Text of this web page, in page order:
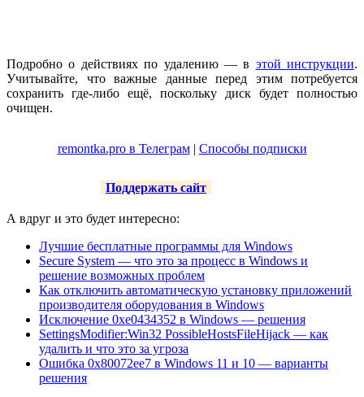
Подробно о действиях по удалению — в этой инструкции.
Учитывайте, что важные данные перед этим потребуется
сохранить где-либо ещё, поскольку диск будет полностью
очищен.
remontka.pro в Телеграм| Способы подписки
Поддержать сайт
А вдруг и это будет интересно:
Лучшие бесплатные программы для Windows
Secure System — что это за процесс в Windows и
решение возможных проблем
Как отключить автоматическую установку приложений
производителя оборудования в Windows
Исключение 0xe0434352 в Windows — решения
SettingsModifier:Win32 PossibleHostsFileHijack — как
удалить и что это за угроза
Ошибка 0x80072ee7 в Windows 11 и 10 — варианты
решения